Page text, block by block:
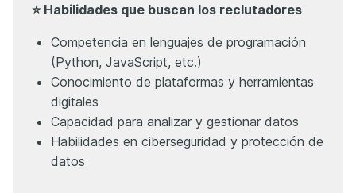
⭐ Habilidades que buscan los reclutadores
Competencia en lenguajes de programación
(Python, JavaScript, etc.)
Conocimiento de plataformas y herramientas
digitales
Capacidad para analizar y gestionar datos
Habilidades en ciberseguridad y protección de
datos